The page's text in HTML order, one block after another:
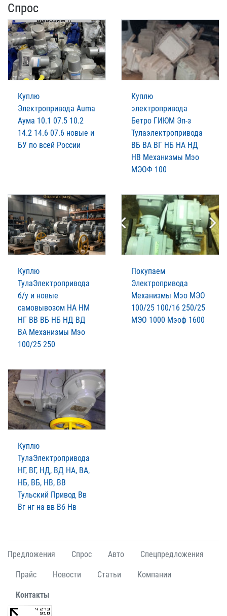
Спрос
Куплю
Электропривода Auma
Аума 10.1 07.5 10.2
14.2 14.6 07.6 новые и
БУ по всей России
Куплю
электропривода
Бетро ГИЮМ Эп-з
Тулаэлектропривода
ВБ ВА ВГ НБ НА НД
НВ Механизмы Мэо
МЭОФ 100
Куплю
ТулаЭлектропривода
б/у и новые
самовывозом НА НМ
НГ ВВ ВБ НБ НД ВД
ВА Механизмы Мэо
100/25 250
Покупаем
Электропривода
Механизмы Мэо МЭО
100/25 100/16 250/25
МЭО 1000 Мэоф 1600
Куплю
ТулаЭлектропривода
НГ, ВГ, НД, ВД НА, ВА,
НБ, ВБ, НВ, ВВ
Тульский Привод Вв
Вг нг на вв Вб Нв
Предложения Спрос Авто Спецпредложения
Прайс Новости Статьи Компании
Контакты